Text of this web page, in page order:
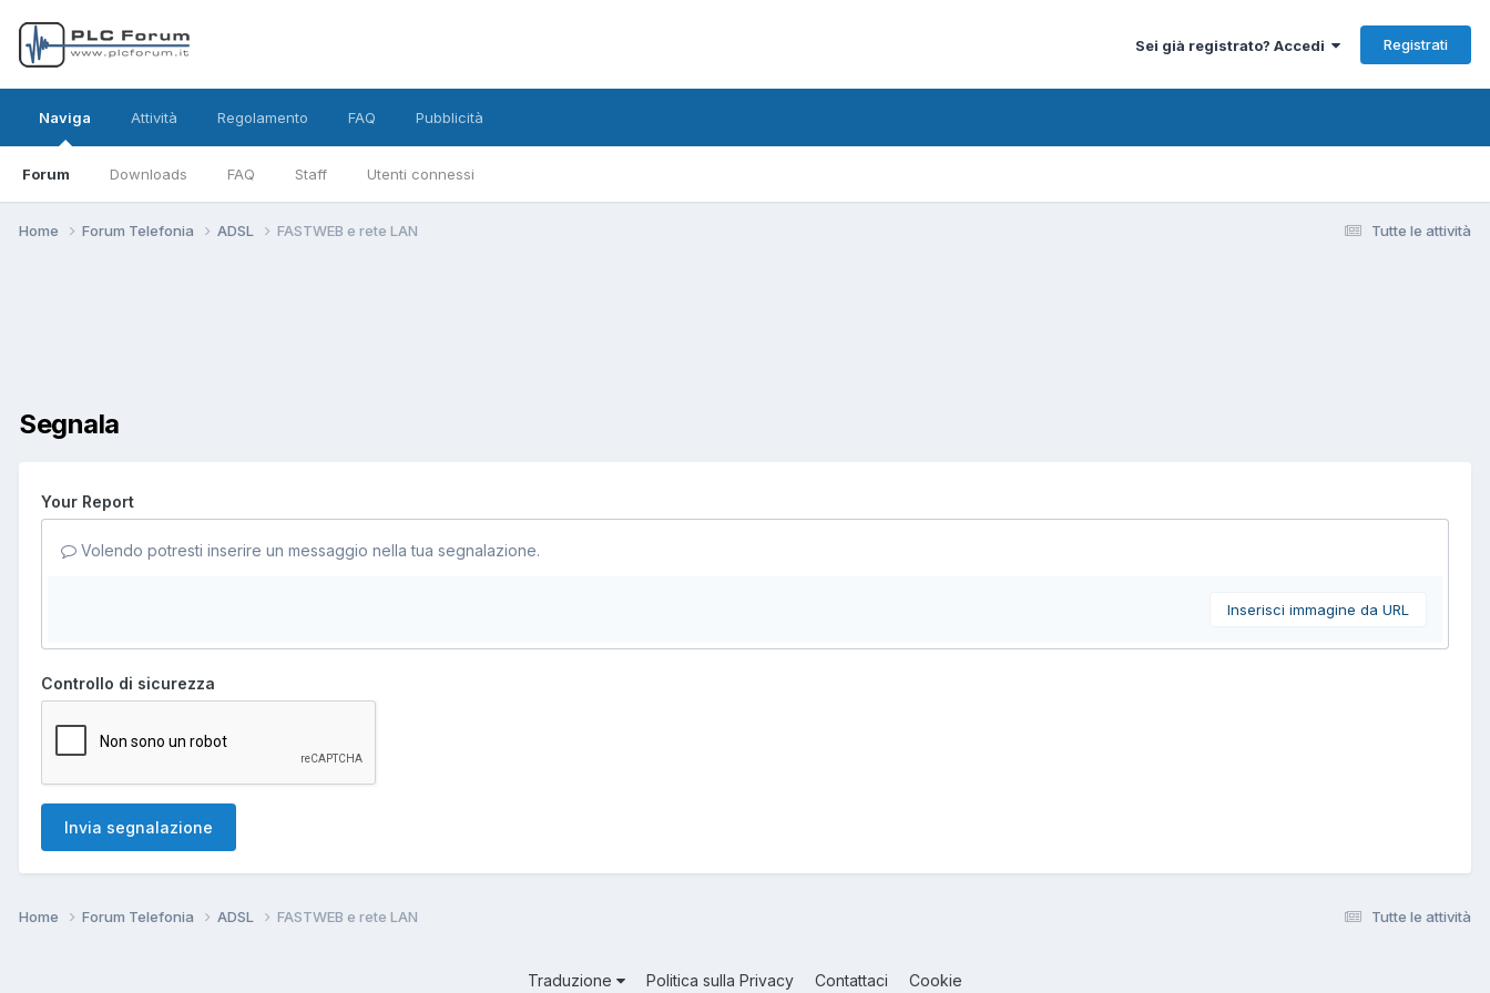
Sei già registrato? Accedi Registrati
Naviga
Forum Downloads FAQ Staff Utenti connessi
Attività Regolamento FAQ Pubblicità
Tutte le attività
Home Forum Telefonia ADSL FASTWEB e rete LAN
Segnala
Your Report
Volendo potresti inserire un messaggio nella tua segnalazione.
Inserisci immagine da URL
Controllo di sicurezza
Invia segnalazione
Tutte le attività
Home Forum Telefonia ADSL FASTWEB e rete LAN
Traduzione Politica sulla Privacy Contattaci Cookie